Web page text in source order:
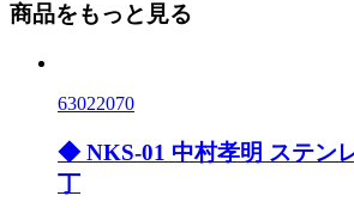
商品をもっと見る
63022070
◆ NKS-01 中村孝明 ステン
丁